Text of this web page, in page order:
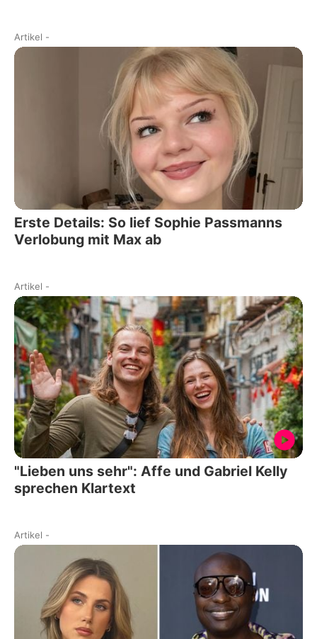
Artikel -
Erste Details: So lief Sophie Passmanns
Verlobung mit Max ab
Artikel -
"Lieben uns sehr": Affe und Gabriel Kelly
sprechen Klartext
Artikel -